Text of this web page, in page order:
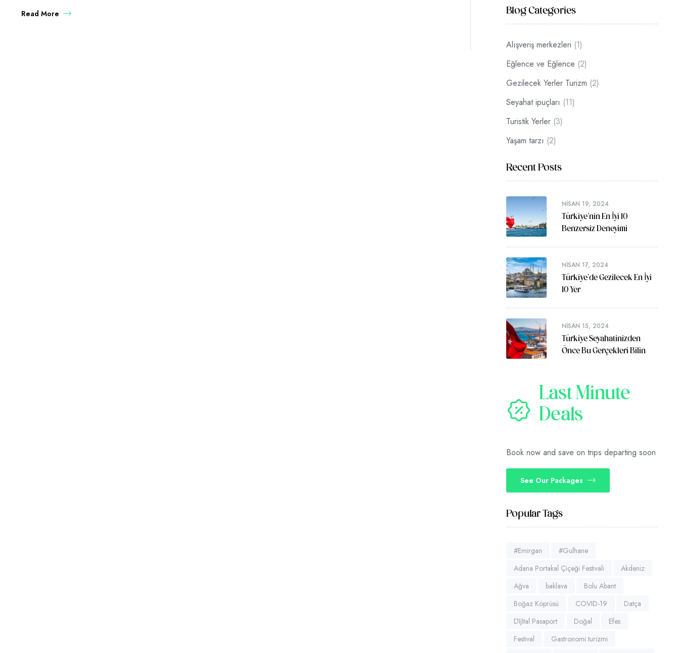
Read More Blog Categories
Alışveriş merkezleri (1)
Eğlence ve Eğlence (2)
Gezilecek Yerler Turizm (2)
Seyahat ipuçları (11)
Turistik Yerler (3)
Yaşam tarzı (2)
Recent Posts
NISAN 19, 2024
Türkiye’nin En İyi 10
Benzersiz Deneyimi
NISAN 17, 2024
Türkiye’de Gezilecek En İyi
10 Yer
NISAN 15, 2024
Türkiye Seyahatinizden
Önce Bu Gerçekleri Bilin
Last Minute
Deals
Book now and save on trips departing soon
See Our Packages
Popular Tags
#Emirgan
#Gulhane
Adana Portakal Çiçeği Festivali
Akdeniz
Ağva
baklava
Bolu Abant
Boğaz Köprüsü
COVID-19
Datça
Di̇ji̇tal Pasaport
Doğal
Efes
Festival
Gastronomi turizmi